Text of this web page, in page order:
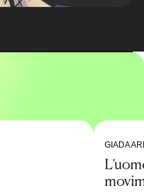
GIADA